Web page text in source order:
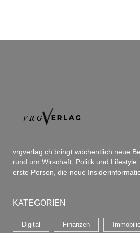
vrgverlag.ch bringt wöchentlich neue
rund um Wirschaft, Politik und
erste Person, die neue
KATEGORIEN
Digital Finanzen